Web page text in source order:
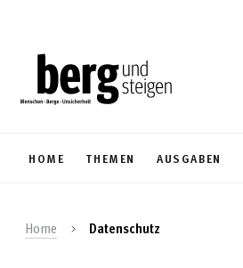
HOME THEMEN AUSGABEN
Home Datenschutz